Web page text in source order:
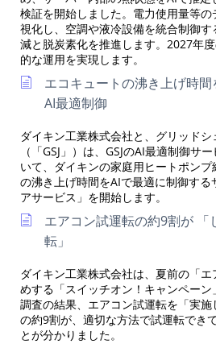
検証を開始しました。電力使用量等
視化し、空調や液冷設備を統合制御
減と脱炭素化を推進します。2027年
的な運用を実現します。
エコキュートの沸き上げ時
AI最適制御
ダイキン工業株式会社と、グリッド
（「GSJ」）は、GSJのAI最適制御サ
いて、ダイキンの家庭用ヒートポンプ
の沸き上げ時間をAIで最適に制御する
アサービス」を開始します。
エアコン試運転の約9割が 「
転」
ダイキン工業株式会社は、夏前の「
めする「スイッチオン！キャンペーン
調査の結果、エアコン試運転を「実
の約9割が、適切な方法で試運転でき
とが分かりました。